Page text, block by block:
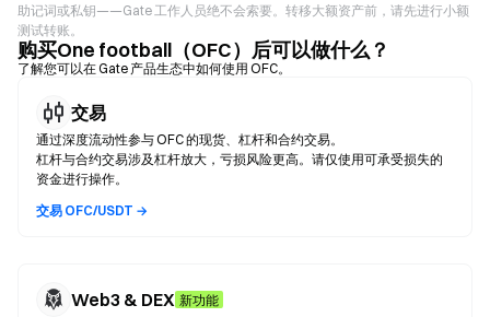
助记词或私钥——Gate 工作人员绝不会索要。转移大额资产前，请先进行小额
测试转账。
购买One football（OFC）后可以做什么？
了解您可以在 Gate 产品生态中如何使用 OFC。
交易
通过深度流动性参与 OFC 的现货、杠杆和合约交易。
杠杆与合约交易涉及杠杆放大，亏损风险更高。请仅使用可承受损失的
资金进行操作。
交易 OFC/USDT →
Web3 & DEX 新功能